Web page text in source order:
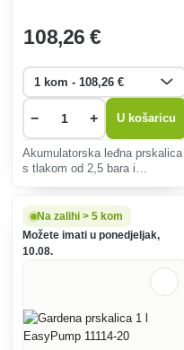
108,26 €
− + U košaricu
Akumulatorska leđna prskalica
s tlakom od 2,5 bara i
i zatvorene prostore.
Omogućuje do 4 sata
neprekidnog rada.
Na zalihi > 5 kom
Možete imati u ponedjeljak,
10.08.